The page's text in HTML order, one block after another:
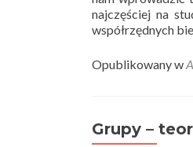
najczęściej na
współrzędnych
Opublikowany w
Grupy –